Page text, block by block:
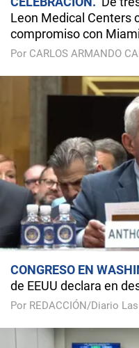
Leon Medical Centers
compromiso con Miami
Por CARLOS ARMANDO
CONGRESO EN
de EEUU declara en
Por REDACCIÓN/Diario